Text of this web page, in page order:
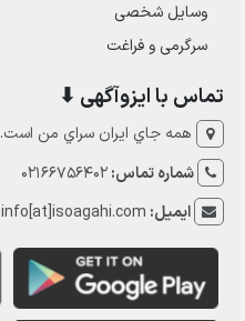
وسایل شخصی
سرگرمی و فراغت
تماس با ایزوآگهی ⬇
همه جاي ايران سراي من است.
شماره تماس:02166756402
ایمیل: info[at]isoagahi.com